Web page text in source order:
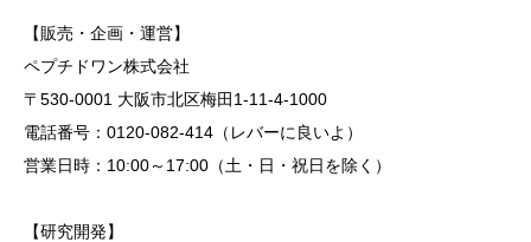
【販売・企画・運営】
ペプチドワン株式会社
〒530-0001 大阪市北区梅田1-11-4-1000
電話番号：0120-082-414（レバーに良いよ）
営業日時：10:00～17:00（土・日・祝日を除く）
【研究開発】